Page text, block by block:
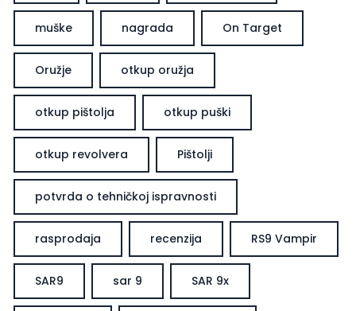
muške nagrada On Target
Oružje otkup oružja
otkup pištolja otkup puški
otkup revolvera Pištolji
potvrda o tehničkoj ispravnosti
rasprodaja recenzija RS9 Vampir
SAR9 sar 9 SAR 9x